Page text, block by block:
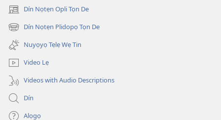
Dín Nọtẹn Opli Tọn De
(opens
new
window)
Dín Nọtẹn Plidopọ Tọn De
(opens
new
window)
Nuyọyọ Tẹlẹ Wẹ Tin
Video Lẹ
Videos with Audio Descriptions
Dín
Alọgọ